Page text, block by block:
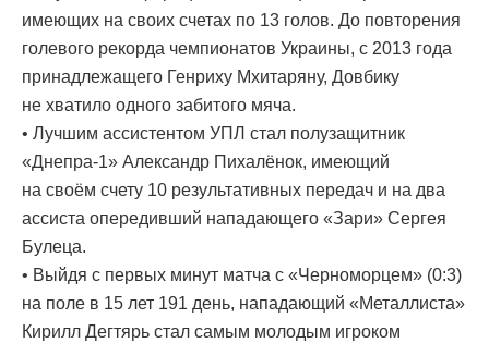
имеющих на своих счетах по 13 голов. До повторения
голевого рекорда чемпионатов Украины, с 2013 года
принадлежащего Генриху Мхитаряну, Довбику
не хватило одного забитого мяча.
• Лучшим ассистентом УПЛ стал полузащитник
«Днепра-1» Александр Пихалёнок, имеющий
на своём счету 10 результативных передач и на два
ассиста опередивший нападающего «Зари» Сергея
Булеца.
• Выйдя с первых минут матча с «Черноморцем» (0:3)
на поле в 15 лет 191 день, нападающий «Металлиста»
Кирилл Дегтярь стал самым молодым игроком